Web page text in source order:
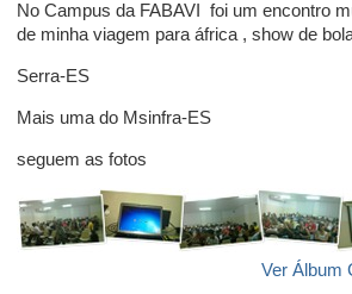
No Campus da FABAVI foi um encontro
de minha viagem para áfrica , show de
Serra-ES
Mais uma do Msinfra-ES
seguem as fotos
Ver Álbum